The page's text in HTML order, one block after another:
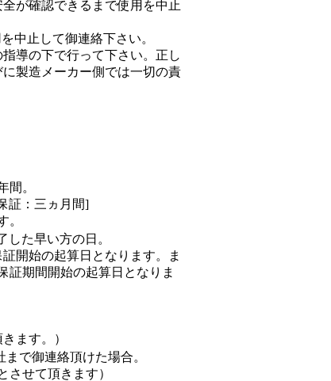
が確認できるまで使用を中止
中止して御連絡下さい。
導の下で行って下さい。正し
製造メーカー側では一切の責
間。
証：三ヵ月間]
。
た早い方の日。
開始の起算日となります。ま
証期間開始の起算日となりま
ます。）
で御連絡頂けた場合。
させて頂きます）